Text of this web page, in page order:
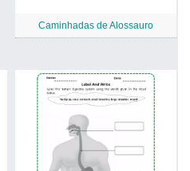
Caminhadas de Alossauro